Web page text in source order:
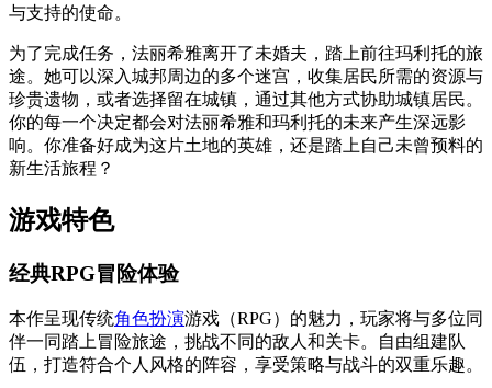
与支持的使命。
为了完成任务，法丽希雅离开了未婚夫，踏上前往玛利托的旅
途。她可以深入城邦周边的多个迷宫，收集居民所需的资源与
珍贵遗物，或者选择留在城镇，通过其他方式协助城镇居民。
你的每一个决定都会对法丽希雅和玛利托的未来产生深远影
响。你准备好成为这片土地的英雄，还是踏上自己未曾预料的
新生活旅程？
游戏特色
经典RPG冒险体验
本作呈现传统角色扮演游戏（RPG）的魅力，玩家将与多位同
伴一同踏上冒险旅途，挑战不同的敌人和关卡。自由组建队
伍，打造符合个人风格的阵容，享受策略与战斗的双重乐趣。